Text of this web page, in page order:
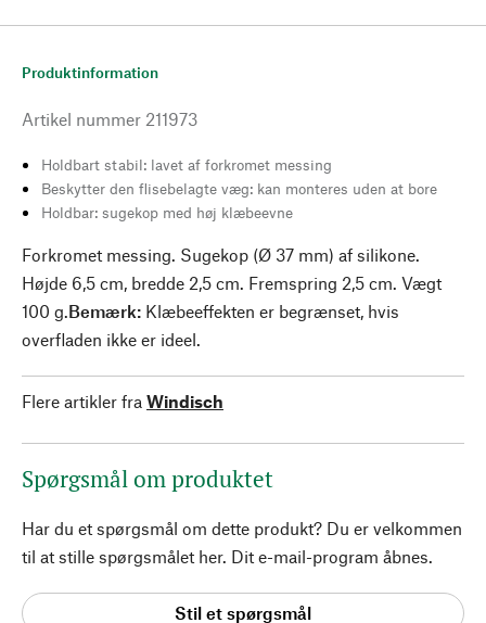
Produktinformation
Artikel nummer 211973
Holdbart stabil: lavet af forkromet messing
Beskytter den flisebelagte væg: kan monteres uden at bore
Holdbar: sugekop med høj klæbeevne
Forkromet messing. Sugekop (Ø 37 mm) af silikone.
Højde 6,5 cm, bredde 2,5 cm. Fremspring 2,5 cm. Vægt
100 g. Bemærk: Klæbeeffekten er begrænset, hvis
overfladen ikke er ideel.
Flere artikler fra Windisch
Spørgsmål om produktet
Har du et spørgsmål om dette produkt? Du er velkommen
til at stille spørgsmålet her. Dit e-mail-program åbnes.
Stil et spørgsmål